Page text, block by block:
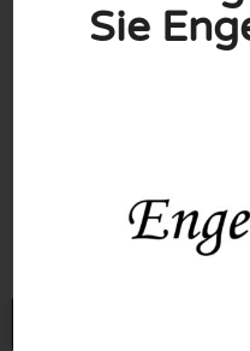

Sie